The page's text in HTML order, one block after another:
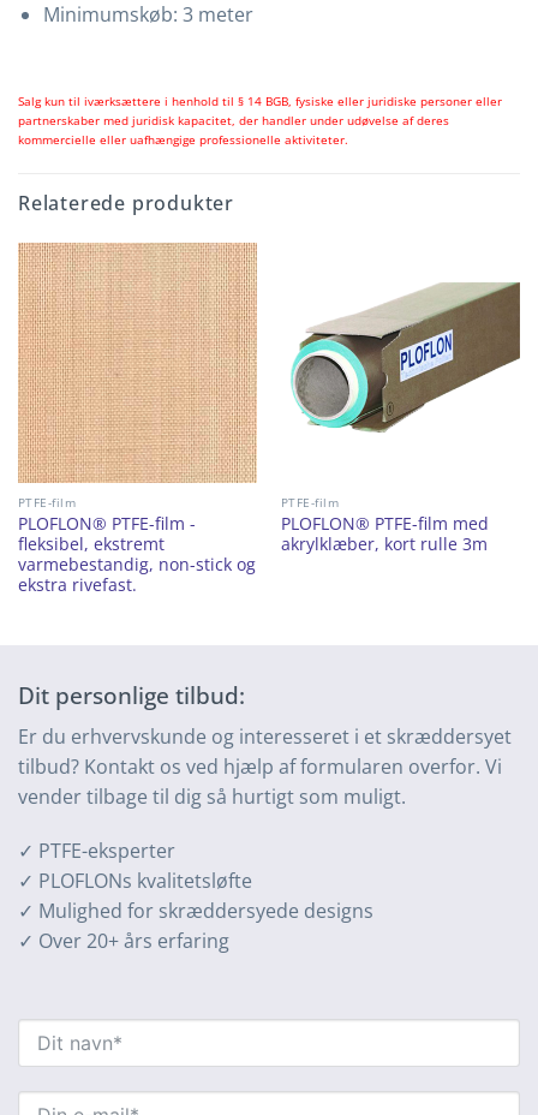
Minimumskøb: 3 meter
Salg kun til iværksættere i henhold til § 14 BGB, fysiske eller juridiske personer eller
partnerskaber med juridisk kapacitet, der handler under udøvelse af deres
kommercielle eller uafhængige professionelle aktiviteter.
Relaterede produkter
PTFE-film
PLOFLON® PTFE-film -
fleksibel, ekstremt
varmebestandig, non-stick og
ekstra rivefast.
PTFE-film
PLOFLON® PTFE-film med
akrylklæber, kort rulle 3m
Dit personlige tilbud:
Er du erhvervskunde og interesseret i et skræddersyet
tilbud? Kontakt os ved hjælp af formularen overfor. Vi
vender tilbage til dig så hurtigt som muligt.
✓ PTFE-eksperter
✓ PLOFLONs kvalitetsløfte
✓ Mulighed for skræddersyede designs
✓ Over 20+ års erfaring